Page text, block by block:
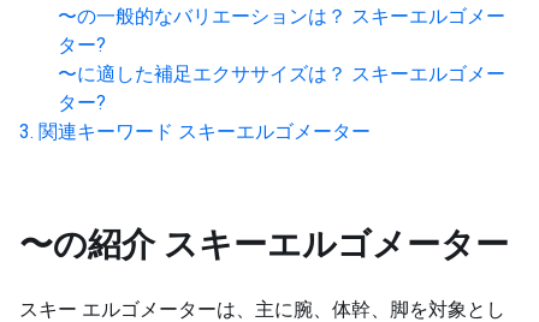
〜の一般的なバリエーションは？ スキーエルゴメー
ター?
〜に適した補足エクササイズは？ スキーエルゴメー
ター?
関連キーワード スキーエルゴメーター
〜の紹介 スキーエルゴメーター
スキー エルゴメーターは、主に腕、体幹、脚を対象とし